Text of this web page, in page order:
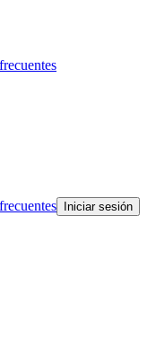
Iniciar sesión